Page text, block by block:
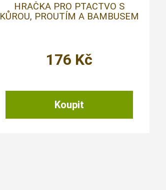
HRAČKA PRO PTACTVO S
KŮROU, PROUTÍM A BAMBUSEM
176 Kč